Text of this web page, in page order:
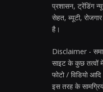
प्रशासन, ट्रेंडिंग
सेहत, ब्यूटी,
है।
Disclaimer -
साइट के कुछ तत्वों में
फोटो / विडियो
इस तरह के